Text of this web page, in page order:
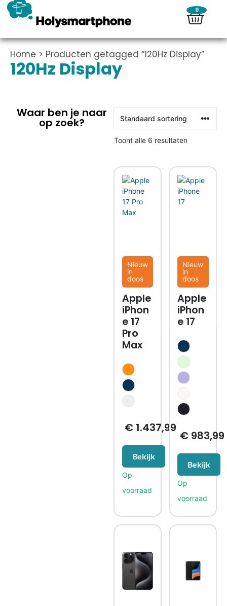
0
Home > Producten getagged “120Hz Display”
120Hz Display
Waar ben je naar
op zoek?
Toont alle 6 resultaten
Nieuw
in
doos
Apple
iPhon
e 17
Pro
Max
€1.437,99
Bekijk
Nieuw
in
doos
Apple
iPhon
e 17
€ 983,99
Bekijk